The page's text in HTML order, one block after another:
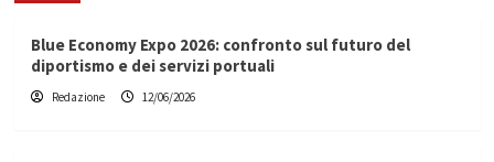
Blue Economy Expo 2026: confronto sul futuro del
diportismo e dei servizi portuali
Redazione 12/06/2026